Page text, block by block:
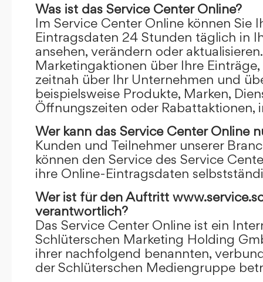
Was ist das Service Center Online?
Im Service Center Online können Sie
Eintragsdaten 24 Stunden täglich in
ansehen, verändern oder
Marketingaktionen über Ihre
zeitnah über Ihr Unternehmen und
beispielsweise Produkte, Marken,
Öffnungszeiten oder Rabattaktionen,
Wer kann das Service Center Online
Kunden und Teilnehmer unserer
können den Service des Service
ihre Online-Eintragsdaten
Wer ist für den Auftritt
verantwortlich?
Das Service Center Online ist ein
Schlüterschen Marketing Holding
ihrer nachfolgend benannten,
der Schlüterschen Mediengruppe